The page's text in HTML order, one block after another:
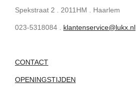
Spekstraat 2 . 2011HM . Haarlem
023-5318084 . klantenservice@lukx.nl
CONTACT
OPENINGSTIJDEN